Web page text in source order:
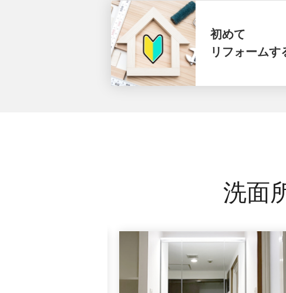
初めて
リフォームす
洗面